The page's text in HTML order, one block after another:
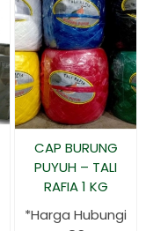
CAP BURUNG
PUYUH – TALI
RAFIA 1 KG
*Harga Hubungi